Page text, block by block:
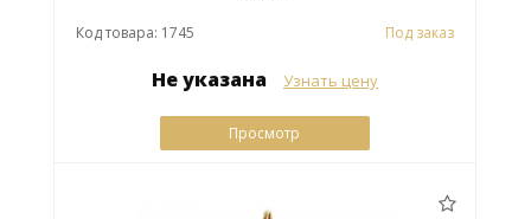
Код товара: 1745 Под заказ
Не указана Узнать цену
Просмотр